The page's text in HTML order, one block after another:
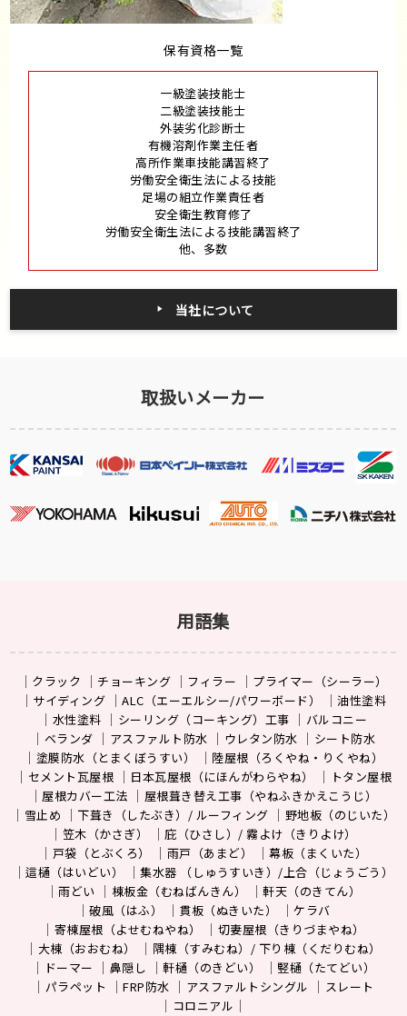
保有資格一覧
一級塗装技能士
二級塗装技能士
外装劣化診断士
有機溶剤作業主任者
高所作業車技能講習終了
労働安全衛生法による技能
足場の組立作業責任者
安全衛生教育修了
労働安全衛生法による技能講習終了
他、多数
当社について
取扱いメーカー
用語集
クラック チョーキング フィラー
プライマー（シーラー）
サイディング
ALC（エーエルシー/パワーボード）
油性塗料
水性塗料
シーリング（コーキング）工事
バルコニー
ベランダ
アスファルト防水 ウレタン防水
シート防水
塗膜防水（とまくぼうすい）
陸屋根（ろくやね・りくやね）
セメント瓦屋根
日本瓦屋根（にほんがわらやね）
トタン屋根
屋根カバー工法
屋根葺き替え工事（やねふきかえこうじ）
雪止め
下葺き（したぶき）/ ルーフィング
野地板（のじいた）
笠木（かさぎ）
庇（ひさし）/ 霧よけ（きりよけ）
戸袋（とぶくろ）
雨戸（あまど）
幕板（まくいた）
這樋（はいどい）
集水器 （しゅうすいき）/上合（じょうごう）
雨どい
棟板金（むねばんきん）
軒天（のきてん）
破風（はふ）
貫板（ぬきいた）
ケラバ
寄棟屋根（よせむねやね）
切妻屋根（きりづまやね）
大棟（おおむね）
隅棟（すみむね）/ 下り棟（くだりむね）
ドーマー
鼻隠し 軒樋（のきどい）
竪樋（たてどい）
パラペット
FRP防水 アスファルトシングル
スレート
コロニアル